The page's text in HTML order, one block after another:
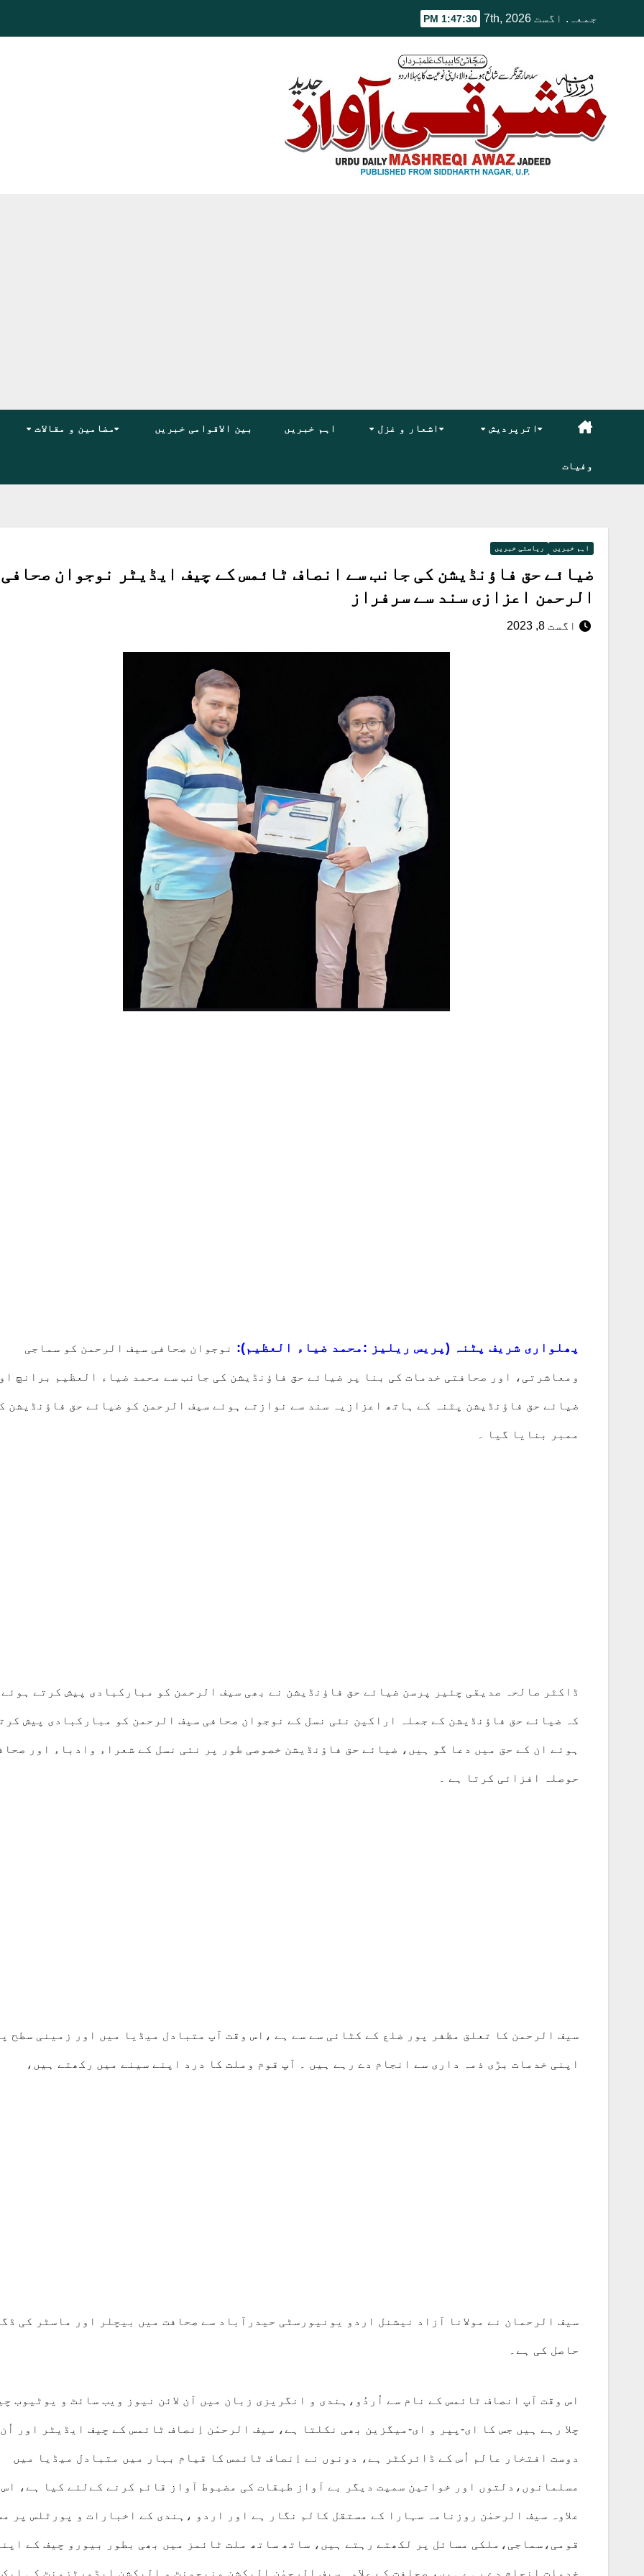
جمعہ. اگست 7th, 2026 1:47:31 PM
اترپردیش اشعار و غزل اہم خبریں بین الاقوامی خبریں مضامین و مقالات
وفیات
اہم خبریں ریاستی خبریں
ضیائے حق فاؤنڈیشن کی جانب سے انصاف ٹائمس کے چیف ایڈیٹر نوجوان
الرحمن اعزازی سند سے سرفراز
اگست 8, 2023
پھلواری شریف پٹنہ (پریس ریلیز :محمد ضیاء العظیم): نوجوان صحافی سیف الرحمن کو سماجی
ومعاشرتی، اور صحافتی خدمات کی بنا پر ضیائے حق فاؤنڈیشن کی جانب سے محمد ضیاء العظیم برانچ
ضیائے حق فاؤنڈیشن پٹنہ کے ہاتھ اعزازیہ سند سے نوازتے ہوئے سیف الرحمن کو ضیائے حق فاؤنڈیشن
ممبر بنایا گیا ۔
ڈاکٹر صالحہ صدیقی چئیر پرسن ضیائے حق فاؤنڈیشن نے بھی سیف الرحمن کو مبارکبادی پیش کرتے
کہ ضیائے حق فاؤنڈیشن کے جملہ اراکین نئی نسل کے نوجوان صحافی سیف الرحمن کو مبارکبادی پیش
ہوئے ان کے حق میں دعا گو ہیں، ضیائے حق فاؤنڈیشن خصوصی طور پر نئی نسل کے شعراء وادباء اور
حوصلہ افزائی کرتا ہے ۔
سیف الرحمن کا تعلق مظفر پور ضلع کے کٹائی سے سے ہے ،اس وقت آپ متبادل میڈیا میں اور زمینی سطح
اپنی خدمات بڑی ذمہ داری سے انجام دے رہے ہیں ۔ آپ قوم وملت کا درد اپنے سینے میں رکھتے ہیں،
سیف الرحمان نے مولانا آزاد نیشنل اردو یونیورسٹی حیدرآباد سے صحافت میں بیچلر اور ماسٹر کی
حاصل کی ہے۔
اس وقت آپ انصاف ٹائمس کے نام سے اُردُو،ہندی و انگریزی زبان میں آن لائن نیوز ویب سائٹ و یوٹیوب
چلا رہے ہیں جس کا ای-پپر و ای-میگزین بھی نکلتا ہے، سيف الرحمٰن اِنصاف ٹائمس کے چیف ایڈیٹر اور
دوست افتخار عالم اُس کے ڈائرکٹر ہے، دونوں نے اِنصاف ٹائمس کا قیام بہار میں متبادل میڈیا میں
مسلمانوں،دلتوں اور خواتین سمیت دیگر بے آواز طبقات کی مضبوط آواز قائم کرنے کےلئے کیا ہے،
علاوہ سیف الرحمٰن روزنامہ سہارا کے مستقل کالم نگار ہے اور اردو ،ہندی کے اخبارات و پورٹلس پر
قومی،سماجی،ملکی مسائل پر لکھتے رہتے ہیں، ساتھ ساتھ ملت ٹائمز میں بھی بطور بیورو چیف کے
خدمات انجام دے رہے ہیں، صحافت کے علاوہ سیف الرحمٰن الیکشن منیجمنٹ و الیکشن ایڈورٹزمنٹ کی ایک